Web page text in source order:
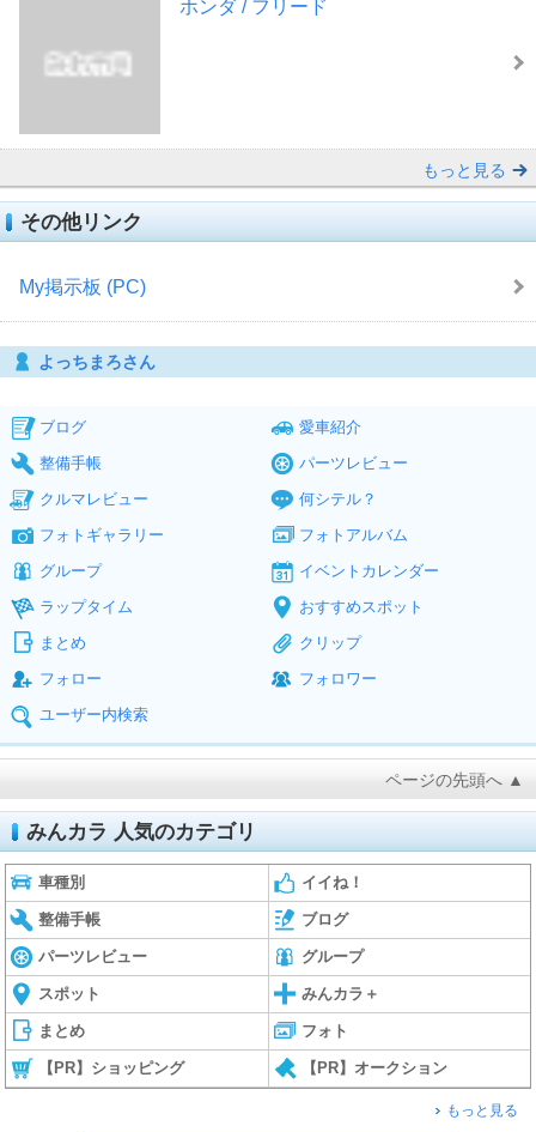
ホンダ / フリード
もっと見る
その他リンク
My掲示板 (PC)
よっちまろさん
ブログ
愛車紹介
整備手帳
パーツレビュー
クルマレビュー
何シテル？
フォトギャラリー
フォトアルバム
グループ
イベントカレンダー
ラップタイム
おすすめスポット
まとめ
クリップ
フォロー
フォロワー
ユーザー内検索
ページの先頭へ ▲
みんカラ 人気のカテゴリ
車種別 イイね！
整備手帳 ブログ
パーツレビュー グループ
スポット みんカラ＋
まとめ フォト
【PR】ショッピング 【PR】オークション
もっと見る